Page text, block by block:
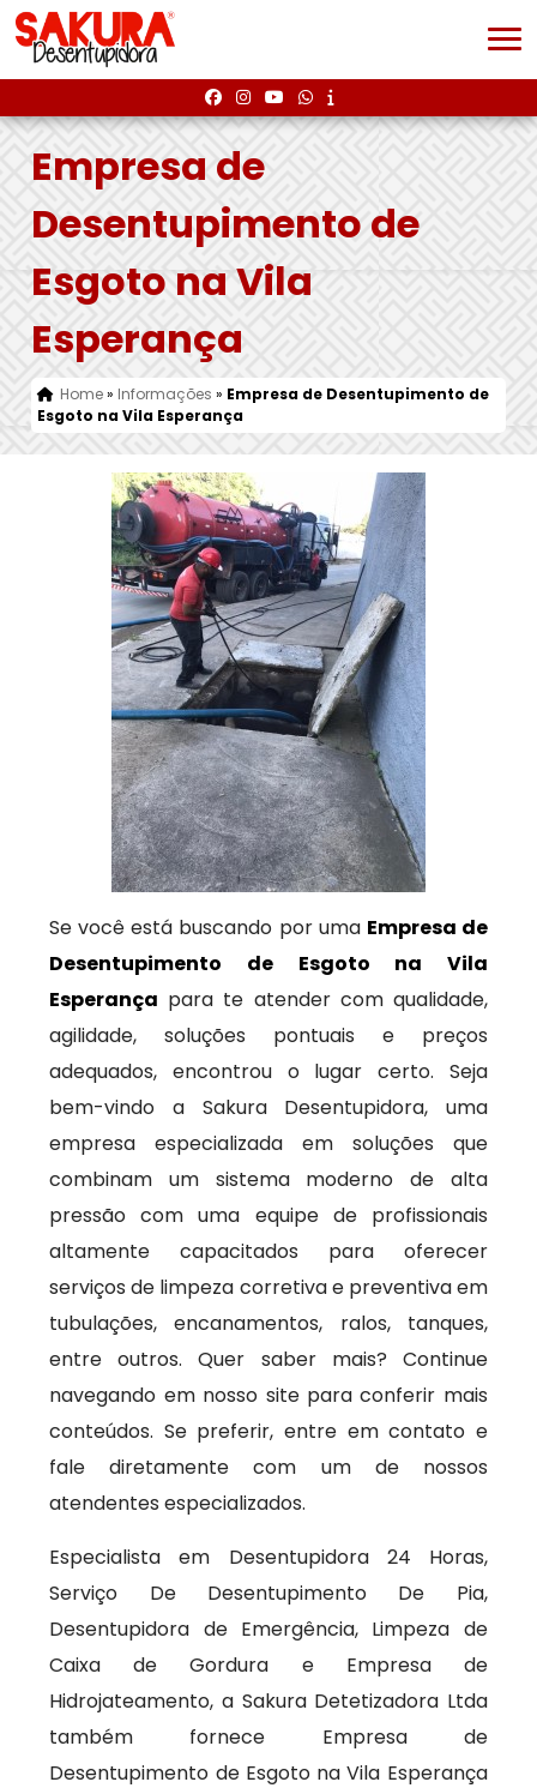
Empresa de
Desentupimento de
Esgoto na Vila
Esperança
Home» Informações » Empresa de Desentupimento de
Esgoto na Vila Esperança
Se você está buscando por uma Empresa de
Desentupimento de Esgoto na Vila
Esperança para te atender com qualidade,
agilidade, soluções pontuais e preços
adequados, encontrou o lugar certo. Seja
bem-vindo a Sakura Desentupidora, uma
empresa especializada em soluções que
combinam um sistema moderno de alta
pressão com uma equipe de profissionais
altamente capacitados para oferecer
serviços de limpeza corretiva e preventiva em
tubulações, encanamentos, ralos, tanques,
entre outros. Quer saber mais? Continue
navegando em nosso site para conferir mais
conteúdos. Se preferir, entre em contato e
fale diretamente com um de nossos
atendentes especializados.
Especialista em Desentupidora 24 Horas,
Serviço De Desentupimento De Pia,
Desentupidora de Emergência, Limpeza de
Caixa de Gordura e Empresa de
Hidrojateamento, a Sakura Detetizadora Ltda
também fornece Empresa de
Desentupimento de Esgoto na Vila Esperança